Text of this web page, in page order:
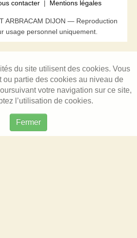
contacter | Mentions légales
ARBRACAM DIJON — Reproduction
usage personnel uniquement.
du site utilisent des cookies. Vous
ou partie des cookies au niveau de
votre navigation sur ce site,
l’utilisation de cookies.
Fermer